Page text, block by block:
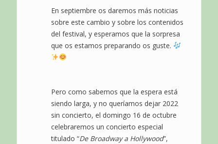
En septiembre os daremos más noticias
sobre este cambio y sobre los contenidos
del festival, y esperamos que la sorpresa
que os estamos preparando os guste.
Pero como sabemos que la espera está
siendo larga, y no queríamos dejar 2022
sin concierto, el domingo 16 de octubre
celebraremos un concierto especial
titulado “De Broadway a Hollywood”,